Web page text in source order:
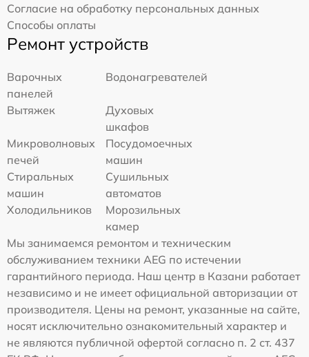
Согласие на обработку персональных данных
Способы оплаты
Ремонт устройств
Варочных
панелей
Водонагревателей
Вытяжек
Духовых
шкафов
Микроволновых
печей
Посудомоечных
машин
Стиральных
машин
Сушильных
автоматов
Холодильников
Морозильных
камер
Мы занимаемся ремонтом и техническим
обслуживанием техники AEG по истечении
гарантийного периода. Наш центр в Казани работает
независимо и не имеет официальной авторизации от
производителя. Цены на ремонт, указанные на сайте,
носят исключительно ознакомительный характер и
не являются публичной офертой согласно п. 2 ст. 437